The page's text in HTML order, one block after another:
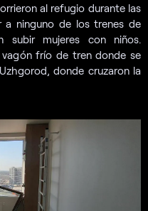
al refugio durante las
a ninguno de los trenes de
subir mujeres con niños.
vagón frío de tren donde se
donde cruzaron la